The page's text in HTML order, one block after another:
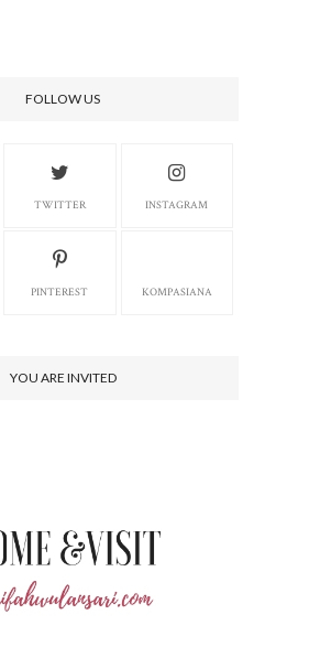
FOLLOW US
TWITTER INSTAGRAM
PINTEREST KOMPASIANA
YOU ARE INVITED